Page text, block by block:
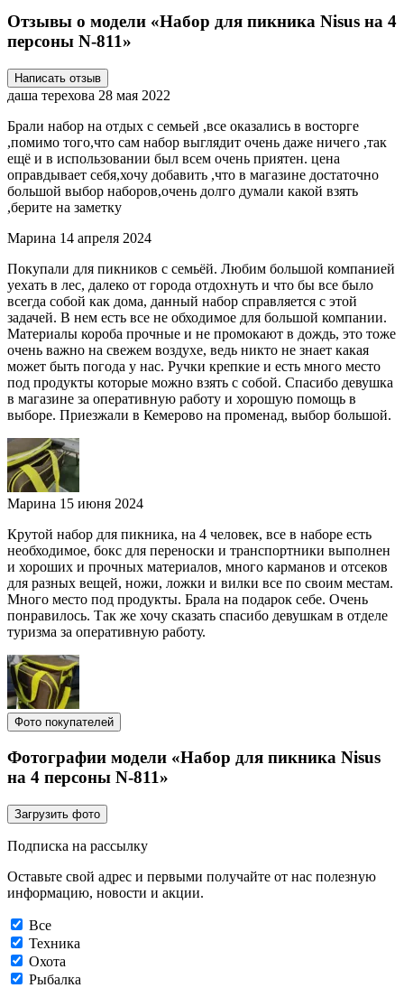
Отзывы о модели «Набор для пикника Nisus на 4
персоны N-811»
Написать отзыв
даша терехова 28 мая 2022
Брали набор на отдых с семьей ,все оказались в восторге
,помимо того,что сам набор выглядит очень даже ничего ,так
ещё и в использовании был всем очень приятен. цена
оправдывает себя,хочу добавить ,что в магазине достаточно
большой выбор наборов,очень долго думали какой взять
,берите на заметку
Марина 14 апреля 2024
Покупали для пикников с семьёй. Любим большой компанией
уехать в лес, далеко от города отдохнуть и что бы все было
всегда собой как дома, данный набор справляется с этой
задачей. В нем есть все не обходимое для большой компании.
Материалы короба прочные и не промокают в дождь, это тоже
очень важно на свежем воздухе, ведь никто не знает какая
может быть погода у нас. Ручки крепкие и есть много место
под продукты которые можно взять с собой. Спасибо девушка
в магазине за оперативную работу и хорошую помощь в
выборе. Приезжали в Кемерово на променад, выбор большой.
Марина 15 июня 2024
Крутой набор для пикника, на 4 человек, все в наборе есть
необходимое, бокс для переноски и транспортники выполнен
и хороших и прочных материалов, много карманов и отсеков
для разных вещей, ножи, ложки и вилки все по своим местам.
Много место под продукты. Брала на подарок себе. Очень
понравилось. Так же хочу сказать спасибо девушкам в отделе
туризма за оперативную работу.
Фото покупателей
Фотографии модели «Набор для пикника Nisus
на 4 персоны N-811»
Загрузить фото
Подписка на рассылку
Оставьте свой адрес и первыми получайте от нас полезную
информацию, новости и акции.
Все
Техника
Охота
Рыбалка